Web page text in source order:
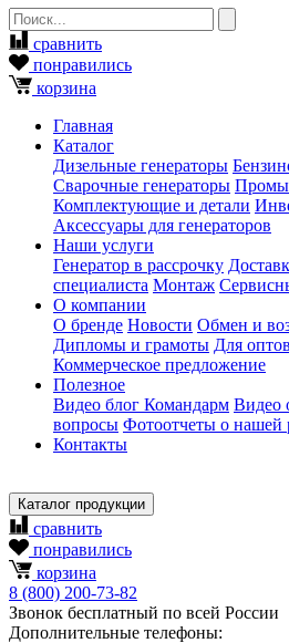
сравнить
понравились
корзина
Главная
Каталог
Дизельные генераторы
Сварочные генераторы
Комплектующие и детали
Аксессуары для генераторов
Наши услуги
Генератор в рассрочку
специалиста Монтаж
О компании
О бренде Новости Обмен и
Дипломы и грамоты Для
Коммерческое предложение
Полезное
Видео блог Командарм Видео
вопросы Фотоотчеты о нашей
Контакты
Каталог продукции
сравнить
понравились
корзина
8 (800) 200-73-82
Звонок бесплатный по всей России
Дополнительные телефоны: